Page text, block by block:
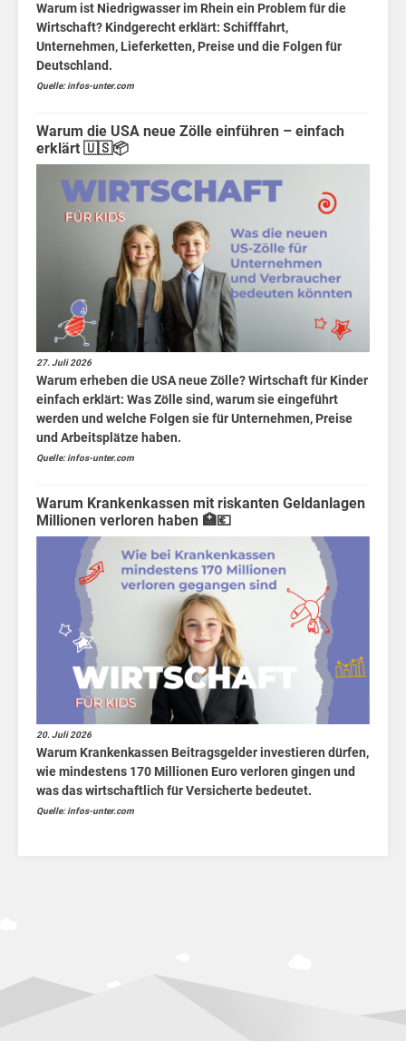
Warum ist Niedrigwasser im Rhein ein Problem für die
Wirtschaft? Kindgerecht erklärt: Schifffahrt,
Unternehmen, Lieferketten, Preise und die Folgen für
Deutschland.
Quelle: infos-unter.com
Warum die USA neue Zölle einführen – einfach
erklärt 🇺🇸📦
27. Juli 2026
Warum erheben die USA neue Zölle? Wirtschaft für Kinder
einfach erklärt: Was Zölle sind, warum sie eingeführt
werden und welche Folgen sie für Unternehmen, Preise
und Arbeitsplätze haben.
Quelle: infos-unter.com
Warum Krankenkassen mit riskanten Geldanlagen
Millionen verloren haben 🏥💶
20. Juli 2026
Warum Krankenkassen Beitragsgelder investieren dürfen,
wie mindestens 170 Millionen Euro verloren gingen und
was das wirtschaftlich für Versicherte bedeutet.
Quelle: infos-unter.com